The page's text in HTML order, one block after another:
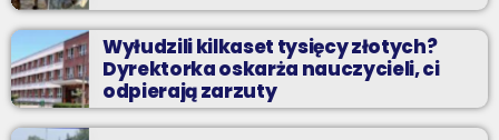
Wyłudzili kilkaset tysięcy złotych?
Dyrektorka oskarża nauczycieli, ci
odpierają zarzuty